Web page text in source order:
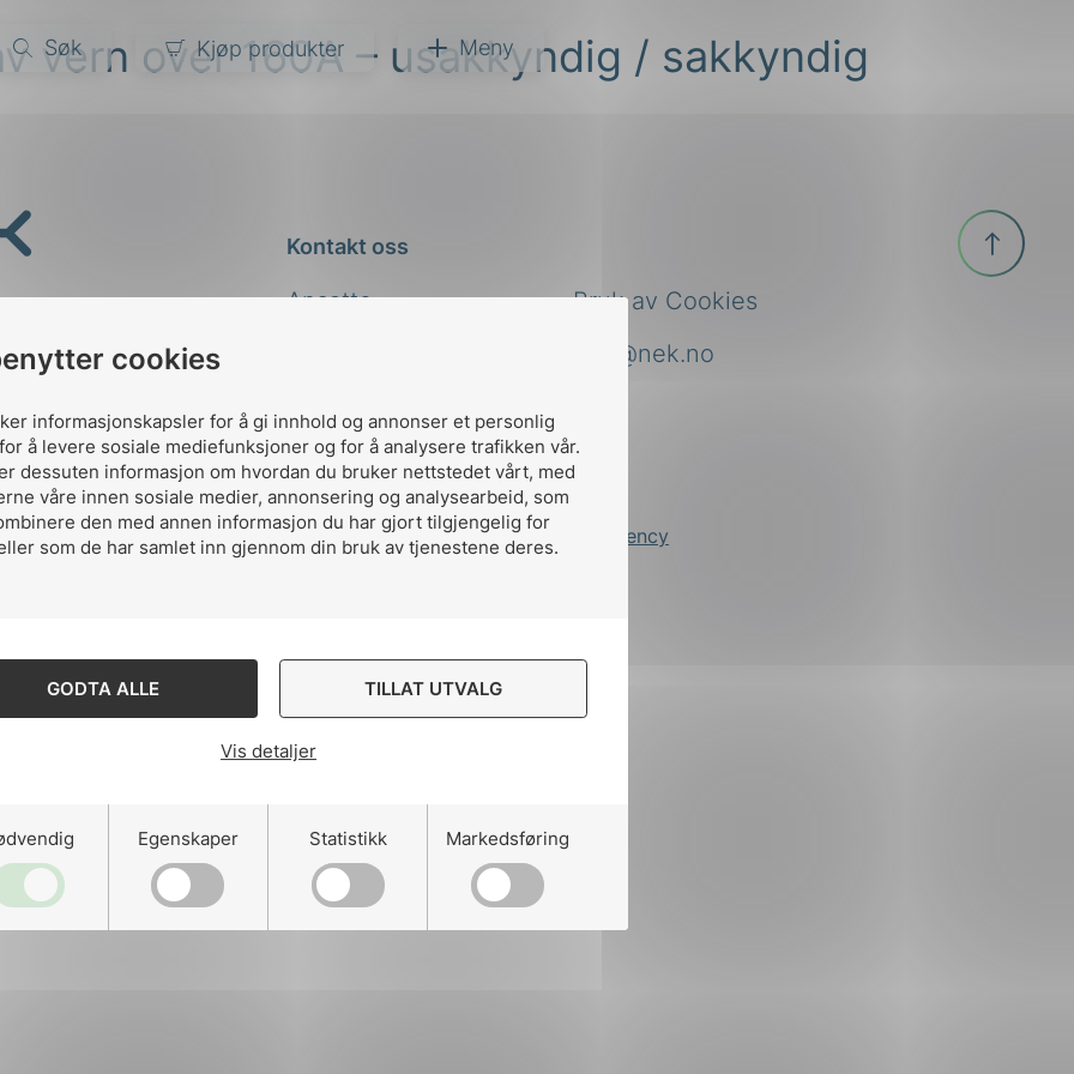
cookies
informasjonskapsler for å gi innhold og annonser et personlig
å levere sosiale mediefunksjoner og for å analysere trafikken vår.
dessuten informasjon om hvordan du bruker nettstedet vårt, med
våre innen sosiale medier, annonsering og analysearbeid, som
den med annen informasjon du har gjort tilgjengelig for
som de har samlet inn gjennom din bruk av tjenestene deres.
GODTA ALLE TILLAT UTVALG
Vis detaljer
Egenskaper Statistikk Markedsføring
Søk Kjøp produkter Meny
vern over 160A – usakkyndig / sakkyndig
Kontakt oss
Ansatte
nek@nek.no
Bruk av Cookies
Designed and developed by Stem Agency
Til
toppen